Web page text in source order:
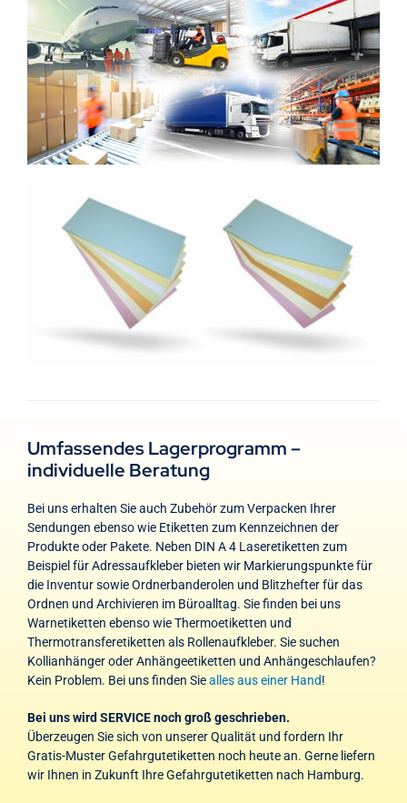
Umfassendes Lagerprogramm –
individuelle Beratung
Bei uns erhalten Sie auch Zubehör zum Verpacken Ihrer
Sendungen ebenso wie Etiketten zum Kennzeichnen der
Produkte oder Pakete. Neben DIN A 4 Laseretiketten zum
Beispiel für Adressaufkleber bieten wir Markierungspunkte für
die Inventur sowie Ordnerbanderolen und Blitzhefter für das
Ordnen und Archivieren im Büroalltag. Sie finden bei uns
Warnetiketten ebenso wie Thermoetiketten und
Thermotransferetiketten als Rollenaufkleber. Sie suchen
Kollianhänger oder Anhängeetiketten und Anhängeschlaufen?
Kein Problem. Bei uns finden Siealles aus einer Hand!
Bei uns wird SERVICE noch groß geschrieben.
Überzeugen Sie sich von unserer Qualität und fordern Ihr
Gratis-Muster Gefahrgutetiketten noch heute an. Gerne liefern
wir Ihnen in Zukunft Ihre Gefahrgutetiketten nach Hamburg.